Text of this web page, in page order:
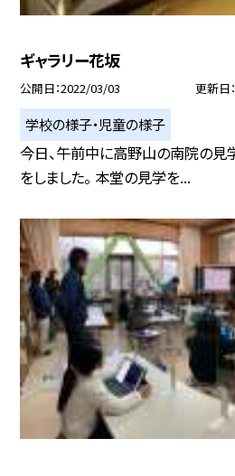
ギャラリー花坂
公開日 2022/03/03 更新日
学校の様子・児童の様子
今日、午前中に高野山の南院の見
をしました。 本堂の見学を...